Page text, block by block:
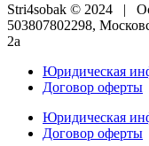
Stri4sobak © 2024 |
503807802298,
2а
Юридическая
Договор оферты
Юридическая
Договор оферты